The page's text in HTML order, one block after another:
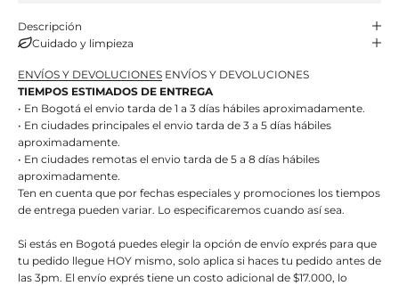
Descripción
Cuidado y limpieza
ENVÍOS Y DEVOLUCIONES ENVÍOS Y DEVOLUCIONES
TIEMPOS ESTIMADOS DE ENTREGA
• En Bogotá el envio tarda de 1 a 3 días hábiles aproximadamente.
• En ciudades principales el envio tarda de 3 a 5 días hábiles
aproximadamente.
• En ciudades remotas el envio tarda de 5 a 8 días hábiles
aproximadamente.
Ten en cuenta que por fechas especiales y promociones los tiempos
de entrega pueden variar. Lo especificaremos cuando así sea.
Si estás en Bogotá puedes elegir la opción de envío exprés para que
tu pedido llegue HOY mismo, solo aplica si haces tu pedido antes de
las 3pm. El envío exprés tiene un costo adicional de $17.000, lo